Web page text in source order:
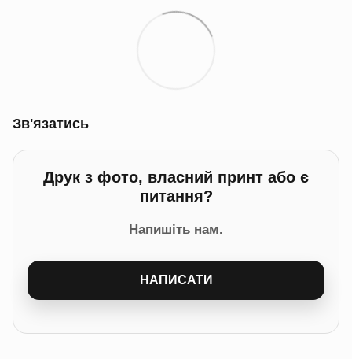
Зв'язатись
Друк з фото, власний принт або є
питання?
Напишіть нам.
НАПИСАТИ